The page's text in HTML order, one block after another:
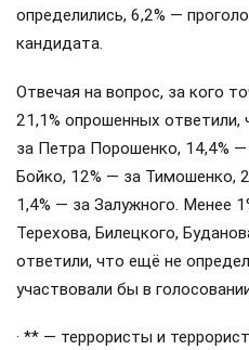
определились, 6,2% —
кандидата.
Отвечая на вопрос, за кого
21,1% опрошенных ответили,
за Петра Порошенко, 14,4%
Бойко, 12% — за Тимошенко,
1,4% — за Залужного. Менее
Терехова, Билецкого,
ответили, что ещё не
участвовали бы в
· ** — террористы и